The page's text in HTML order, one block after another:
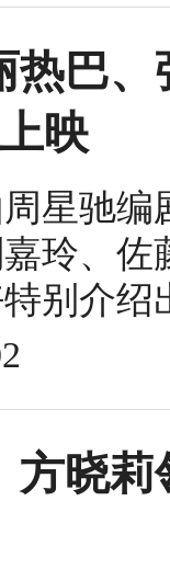
热巴
映
周星驰
玲、
别介
方晓